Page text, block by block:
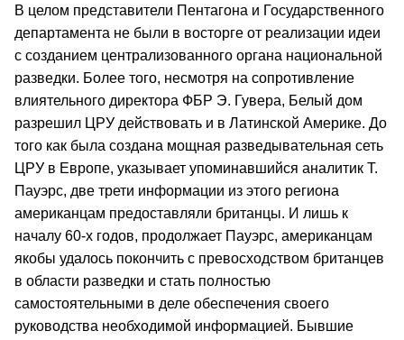
В целом представители Пентагона и Государственного
департамента не были в восторге от реализации идеи
с созданием централизованного органа национальной
разведки. Более того, несмотря на сопротивление
влиятельного директора ФБР Э. Гувера, Белый дом
разрешил ЦРУ действовать и в Латинской Америке. До
того как была создана мощная разведывательная сеть
ЦРУ в Европе, указывает упоминавшийся аналитик Т.
Пауэрс, две трети информации из этого региона
американцам предоставляли британцы. И лишь к
началу 60-х годов, продолжает Пауэрс, американцам
якобы удалось покончить с превосходством британцев
в области разведки и стать полностью
самостоятельными в деле обеспечения своего
руководства необходимой информацией. Бывшие